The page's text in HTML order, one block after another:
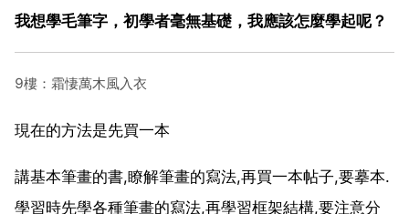
我想學毛筆字，初學者毫無基礎，我應該怎麼學起呢？
9樓：霜悽萬木風入衣
現在的方法是先買一本
講基本筆畫的書,瞭解筆畫的寫法,再買一本帖子,要摹本.
學習時先學各種筆畫的寫法,再學習框架結構,要注意分